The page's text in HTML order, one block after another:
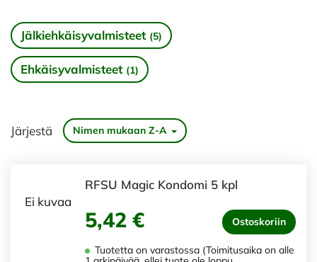
Jälkiehkäisyvalmisteet (5)
Ehkäisyvalmisteet (1)
Järjestä Nimen mukaan Z-A
Ei kuvaa
RFSU Magic Kondomi 5 kpl
5,42 € Ostoskoriin
Tuotetta on varastossa (Toimitusaika on alle